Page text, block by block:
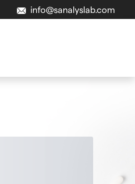
info@sanalyslab.com